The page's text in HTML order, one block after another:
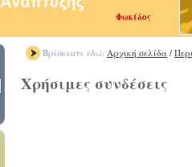
Φωκίδος
Βρίσκεστε εδώ: Αρχική σελίδα /
Χρήσιμες συνδέσεις